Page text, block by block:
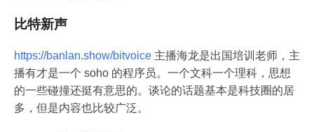
比特新声
https://banlan.show/bitvoice 主播海龙是出国培训老师，主
播有才是一个 soho 的程序员。一个文科一个理科，思想
的一些碰撞还挺有意思的。谈论的话题基本是科技圈的居
多，但是内容也比较广泛。